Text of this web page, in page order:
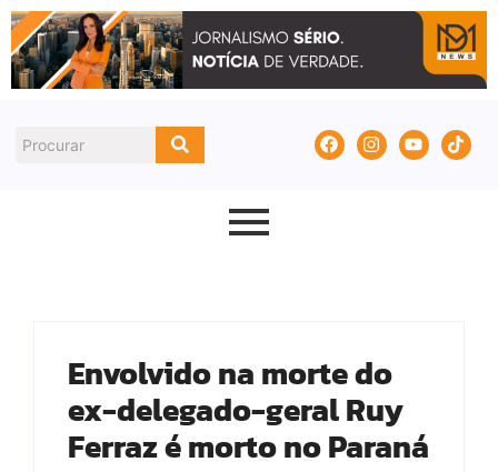
Envolvido na morte do
ex-delegado-geral Ruy
Ferraz é morto no Paraná